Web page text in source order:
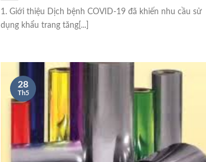
1. Giới thiệu Dịch bệnh COVID-19 đã khiến nhu cầu sử
dụng khẩu trang tăng[...]
28
Th5